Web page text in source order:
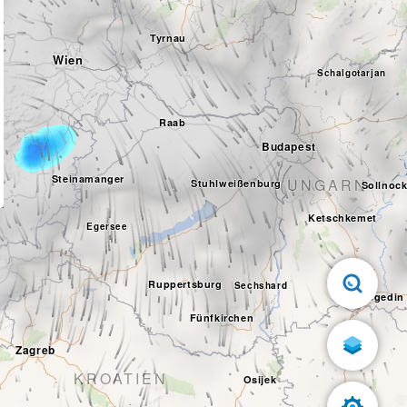
Wien
Steinamanger
Zagreb
Egersee
UNGARN
Budapest
Raab
Stuhlweißenburg
Tyrnau
KROATIEN
Fünfkirchen
Osijek
Ruppertsburg Sechshard
Sollnock
Schalgotarjan
Szegedin
Ketschkemet